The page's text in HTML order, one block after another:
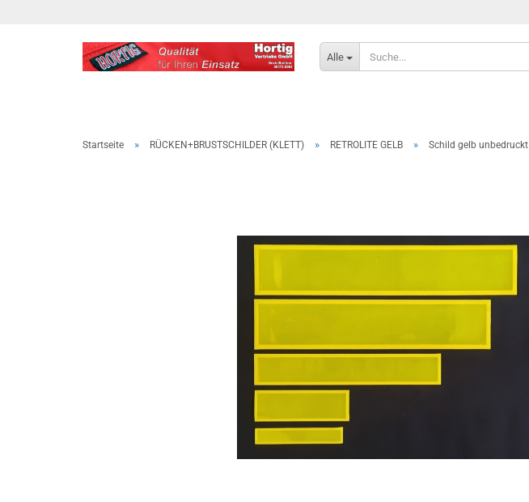
Alle
Startseite » RÜCKEN+BRUSTSCHILDER (KLETT) » RETROLITE GELB » Schild gelb unbedruckt